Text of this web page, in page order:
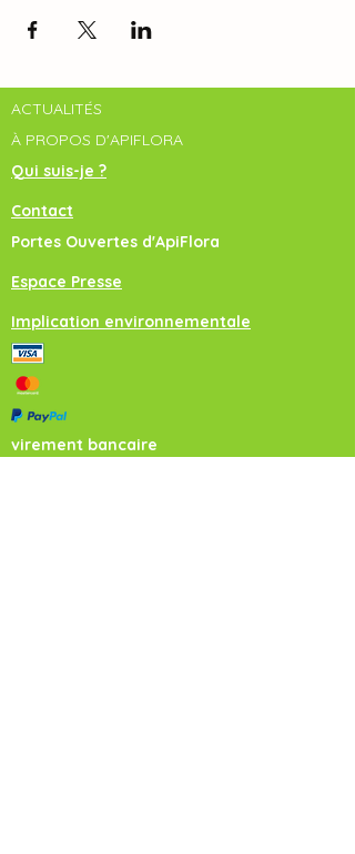
ACTUALITÉS
À PROPOS D'APIFLORA
Qui suis-je ?
Contact
Portes Ouvertes d'ApiFlora
Espace Presse
Implication environnementale
virement bancaire